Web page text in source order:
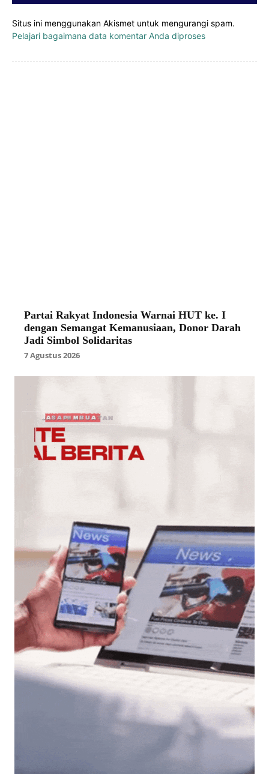
Situs ini menggunakan Akismet untuk mengurangi spam.
Pelajari bagaimana data komentar Anda diproses
Partai Rakyat Indonesia Warnai HUT ke. I
dengan Semangat Kemanusiaan, Donor Darah
Jadi Simbol Solidaritas
7 Agustus 2026